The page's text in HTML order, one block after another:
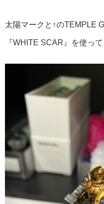
太陽マークと↑のTEMPLE
『WHITE SCAR』を使って